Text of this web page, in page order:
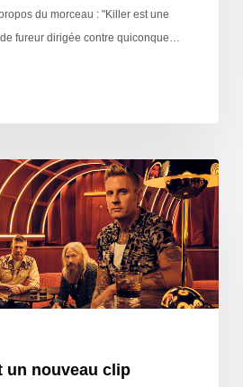
du morceau : "Killer est une
fureur dirigée contre quiconque…
un nouveau clip